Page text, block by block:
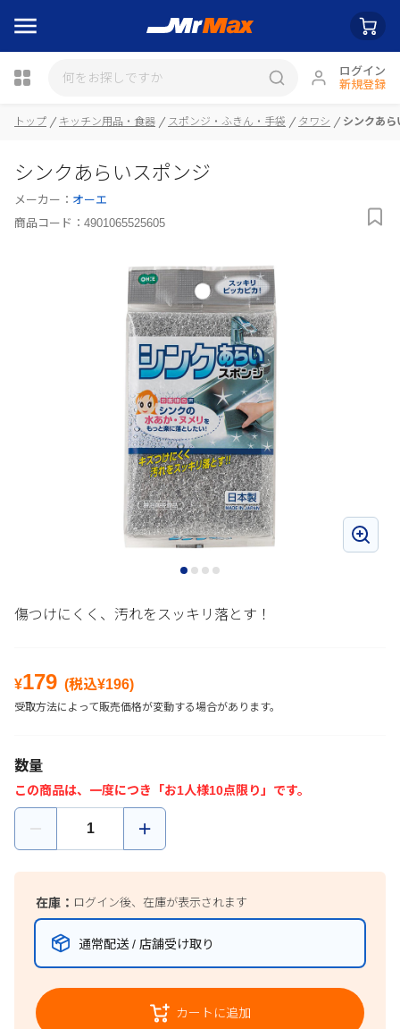
ログイン
新規登録
トップ キッチン用品・食器 スポンジ・ふきん・手袋 タワシ シンクあら
シンクあらいスポンジ
メーカー： オーエ
商品コード： 4901065525605
傷つけにくく、汚れをスッキリ落とす！
¥179 (税込¥196)
受取方法によって販売価格が変動する場合があります。
数量
この商品は、一度につき「お1人様10点限り」です。
在庫： ログイン後、在庫が表示されます
通常配送 / 店舗受け取り
カートに追加